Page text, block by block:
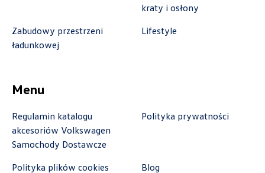
+48 182 610 210
zamowienia@autoremo.pl
Autorud Stalowa Wola
ul. Komisji Edukacji Narodowej 49, Stalowa
kraty i osłony
Zabudowy przestrzeni
ładunkowej
Lifestyle
Menu
Regulamin katalogu
akcesoriów Volkswagen
Samochody Dostawcze
Polityka prywatności
Polityka plików cookies Blog